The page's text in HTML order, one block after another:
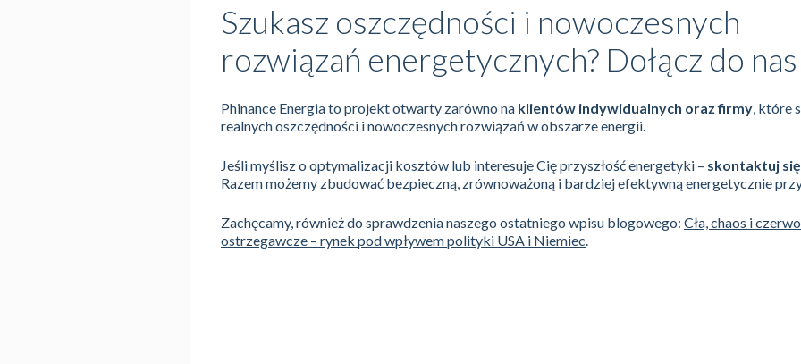
Szukasz oszczędności i nowoczesnych
rozwiązań energetycznych? Dołącz do nas
Phinance Energia to projekt otwarty zarówno na klientów indywidualnych oraz firmy , które
realnych oszczędności i nowoczesnych rozwiązań w obszarze energii.
Jeśli myślisz o optymalizacji kosztów lub interesuje Cię przyszłość energetyki – skontaktuj
Razem możemy zbudować bezpieczną, zrównoważoną i bardziej efektywną energetycznie
Zachęcamy, również do sprawdzenia naszego ostatniego wpisu blogowego: Cła, chaos i
ostrzegawcze – rynek pod wpływem polityki USA i Niemiec